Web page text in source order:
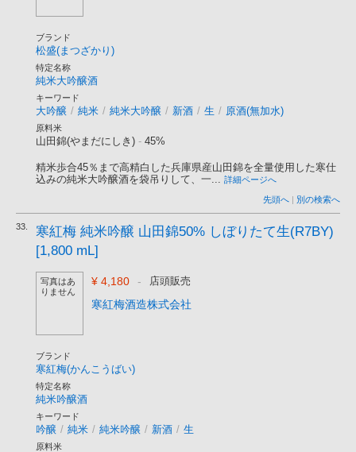
ブランド
松盛(まつざかり)
特定名称
純米大吟醸酒
キーワード
大吟醸 / 純米 / 純米大吟醸 / 新酒 / 生 / 原酒(無加水)
原料米
山田錦(やまだにしき) - 45%
精米歩合45％まで高精白した兵庫県産山田錦を全量使用した寒仕
込みの純米大吟醸酒を袋吊りして、一... 詳細ページへ
先頭へ | 別の検索へ
33.
寒紅梅 純米吟醸 山田錦50% しぼりたて生(R7BY)
[1,800 mL]
写真はあ
りません
¥ 4,180 - 店頭販売
寒紅梅酒造株式会社
ブランド
寒紅梅(かんこうばい)
特定名称
純米吟醸酒
キーワード
吟醸 / 純米 / 純米吟醸 / 新酒 / 生
原料米